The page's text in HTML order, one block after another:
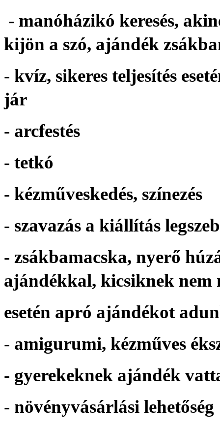
- manóházikó keresés,
kijön a szó, ajándék
- kvíz, sikeres teljesítés
jár
- arcfestés
- tetkó
- kézműveskedés, színezés
- szavazás a kiállítás
- zsákbamacska, nyerő
ajándékkal, kicsiknek nem
esetén apró ajándékot
- amigurumi, kézműves
- gyerekeknek ajándék
- növényvásárlási lehetőség